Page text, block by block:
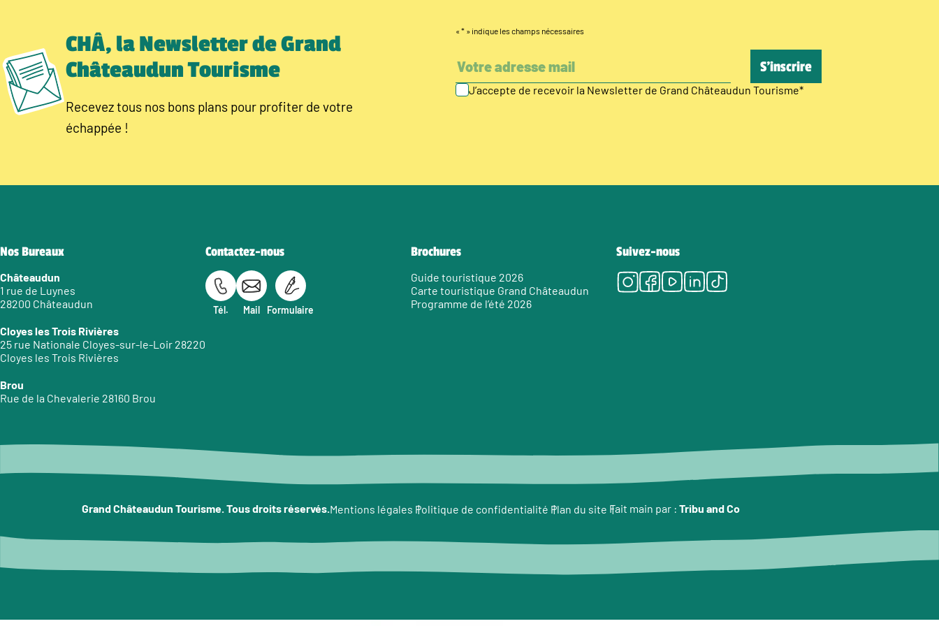
CHÂ, la Newsletter de Grand
Châteaudun Tourisme
Recevez tous nos bons plans pour profiter de votre
échappée !
« * » indique les champs nécessaires
J’accepte de recevoir la Newsletter de Grand Châteaudun Tourisme*
Nos Bureaux
Châteaudun
1 rue de Luynes
28200 Châteaudun
Cloyes les Trois Rivières
25 rue Nationale Cloyes-sur-le-Loir 28220
Cloyes les Trois Rivières
Brou
Rue de la Chevalerie 28160 Brou
Contactez-nous
Tél. Mail Formulaire
Brochures
Guide touristique 2026
Carte touristique Grand Châteaudun
Programme de l’été 2026
Suivez-nous
Instagram
Facebook
Youtube
LinkedIn
Tiktok
Grand Châteaudun Tourisme. Tous droits réservés.Mentions légales Politique de confidentialité Plan du site Fait main par : Tribu and Co